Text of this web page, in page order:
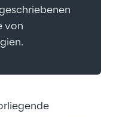
von